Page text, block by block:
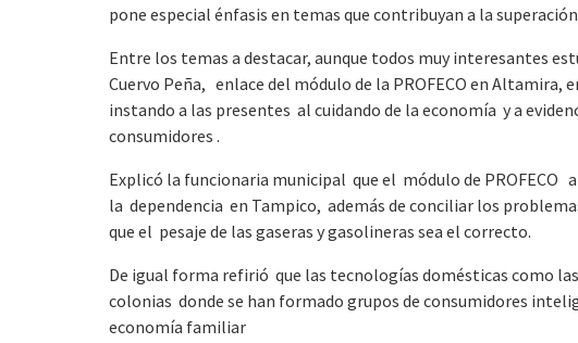
pone especial énfasis en temas que contribuyan a la
Entre los temas a destacar, aunque todos muy interesantes
Cuervo Peña, enlace del módulo de la PROFECO en Altamira,
instando a las presentes al cuidando de la economía y a
consumidores .
Explicó la funcionaria municipal que el módulo de PROFECO
la dependencia en Tampico, además de conciliar los
que el pesaje de las gaseras y gasolineras sea el correcto.
De igual forma refirió que las tecnologías domésticas como
colonias donde se han formado grupos de consumidores
economía familiar